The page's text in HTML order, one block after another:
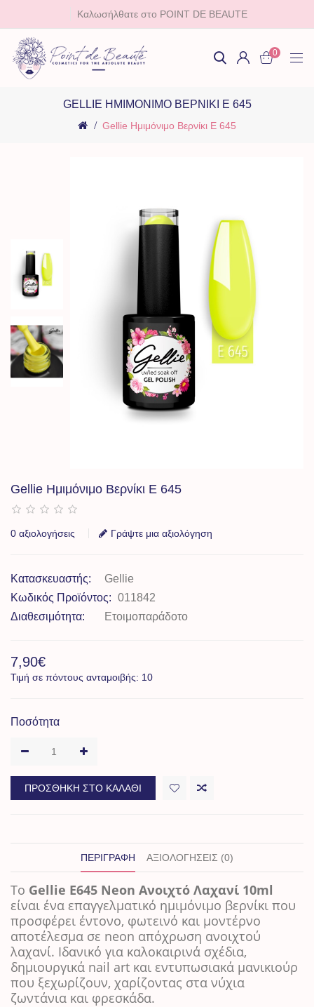
Καλωσήλθατε στο POINT DE BEAUTE
0
GELLIE ΗΜΙΜΌΝΙΜΟ ΒΕΡΝΊΚΙ E 645
Gellie Ημιμόνιμο Βερνίκι E 645
Gellie Ημιμόνιμο Βερνίκι E 645
0 αξιολογήσεις Γράψτε μια αξιολόγηση
Κατασκευαστής:
Gellie
Κωδικός Προϊόντος: 011842
Διαθεσιμότητα:
Ετοιμοπαράδοτο
7,90€
Τιμή σε πόντους ανταμοιβής: 10
Ποσότητα
ΠΡΟΣΘΉΚΗ ΣΤΟ ΚΑΛΆΘΙ
ΠΕΡΙΓΡΑΦΉ ΑΞΙΟΛΟΓΉΣΕΙΣ (0)
Το Gellie E645 Neon Ανοιχτό Λαχανί 10ml
είναι ένα επαγγελματικό ημιμόνιμο βερνίκι που
προσφέρει έντονο, φωτεινό και μοντέρνο
αποτέλεσμα σε neon απόχρωση ανοιχτού
λαχανί. Ιδανικό για καλοκαιρινά σχέδια,
δημιουργικά nail art και εντυπωσιακά μανικιούρ
που ξεχωρίζουν, χαρίζοντας στα νύχια
ζωντάνια και φρεσκάδα.